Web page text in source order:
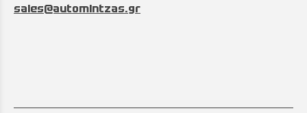
sales@automintzas.gr